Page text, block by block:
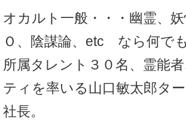
オカルト一般・・・幽霊、
Ｏ、陰謀論、etc なら何で
所属タレント３０名、霊能
ティを率いる山口敏太郎タ
社長。